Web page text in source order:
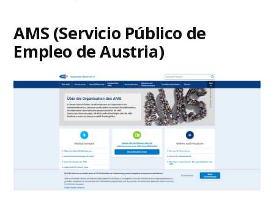
AMS (Servicio Público de
Empleo de Austria)